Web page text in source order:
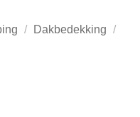
/ Dakbedekking /